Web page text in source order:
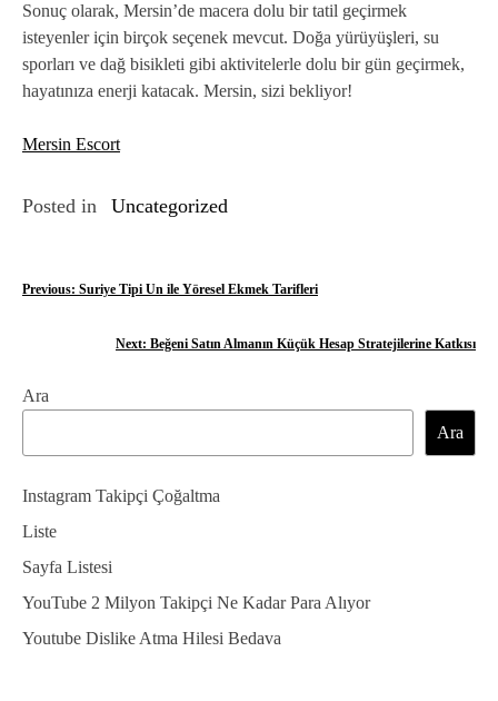
Sonuç olarak, Mersin’de macera dolu bir tatil geçirmek
isteyenler için birçok seçenek mevcut. Doğa yürüyüşleri, su
sporları ve dağ bisikleti gibi aktivitelerle dolu bir gün geçirmek,
hayatınıza enerji katacak. Mersin, sizi bekliyor!
Mersin Escort
Posted in Uncategorized
Y
ı
g
e
z
i
n
Previous: Suriye Tipi Un ile Yöresel Ekmek Tarifleri
Next: Beğeni Satın Almanın Küçük Hesap Stratejilerine Katkısı
Ara
Ara
Instagram Takipçi Çoğaltma
Liste
Sayfa Listesi
YouTube 2 Milyon Takipçi Ne Kadar Para Alıyor
Youtube Dislike Atma Hilesi Bedava